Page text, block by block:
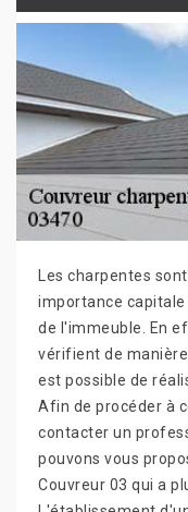
Les charpentes
importance capitale
de l'immeuble. En
vérifient de
est possible de
Afin de procéder à
contacter un
pouvons vous
Couvreur 03 qui a